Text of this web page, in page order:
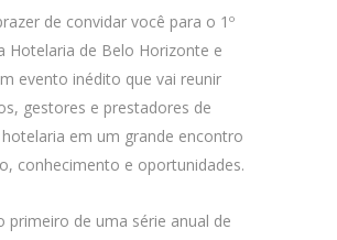
de convidar você para o 1º
Hotelaria de Belo Horizonte e
evento inédito que vai reunir
gestores e prestadores de
em um grande encontro
conhecimento e oportunidades.
primeiro de uma série anual de